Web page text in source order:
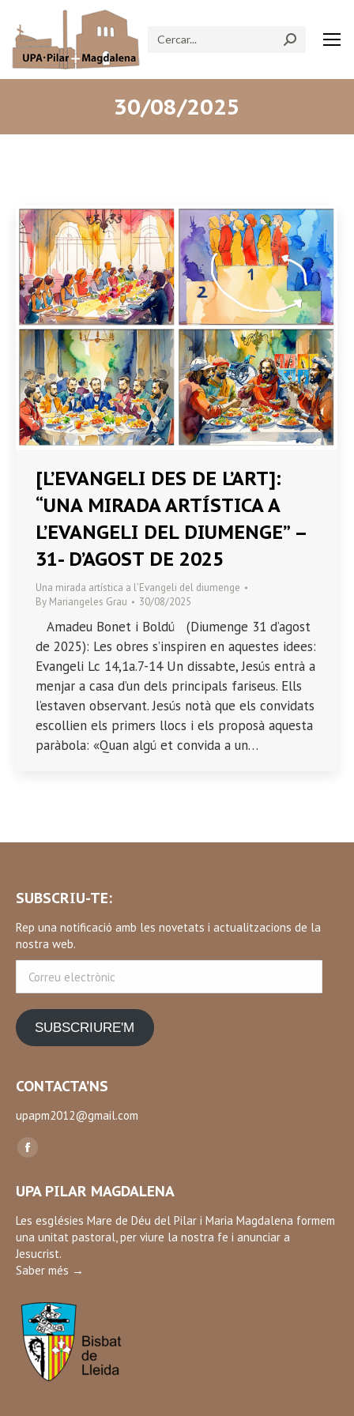
Search:
30/08/2025
[L’EVANGELI DES DE L’ART]:
“UNA MIRADA ARTÍSTICA A
L’EVANGELI DEL DIUMENGE” –
31- D’AGOST DE 2025
Una mirada artística a l’Evangeli del diumenge
By Mariangeles Grau 30/08/2025
Amadeu Bonet i Boldú (Diumenge 31 d’agost
de 2025): Les obres s’inspiren en aquestes idees:
Evangeli Lc 14,1a.7-14 Un dissabte, Jesús entrà a
menjar a casa d’un dels principals fariseus. Ells
l’estaven observant. Jesús notà que els convidats
escollien els primers llocs i els proposà aquesta
paràbola: «Quan algú et convida a un…
SUBSCRIU-TE:
Rep una notificació amb les novetats i actualitzacions de la
nostra web.
electrònic
SUBSCRIURE'M
CONTACTA’NS
upapm2012@gmail.com
Find us on:
Facebook
opens
in
new
window
UPA PILAR MAGDALENA
Les esglésies Mare de Déu del Pilar i Maria Magdalena formem
una unitat pastoral, per viure la nostra fe i anunciar a
Jesucrist.
Saber més →